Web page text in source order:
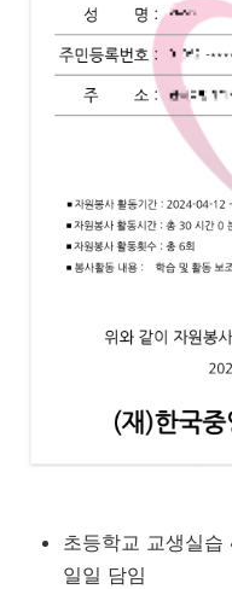
초등학교 교생실
일일 담임